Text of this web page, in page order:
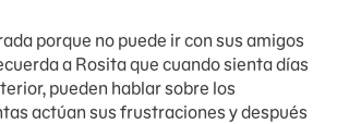
porque no puede ir con sus amigos
a Rosita que cuando sienta días
pueden hablar sobre los
actúan sus frustraciones y después